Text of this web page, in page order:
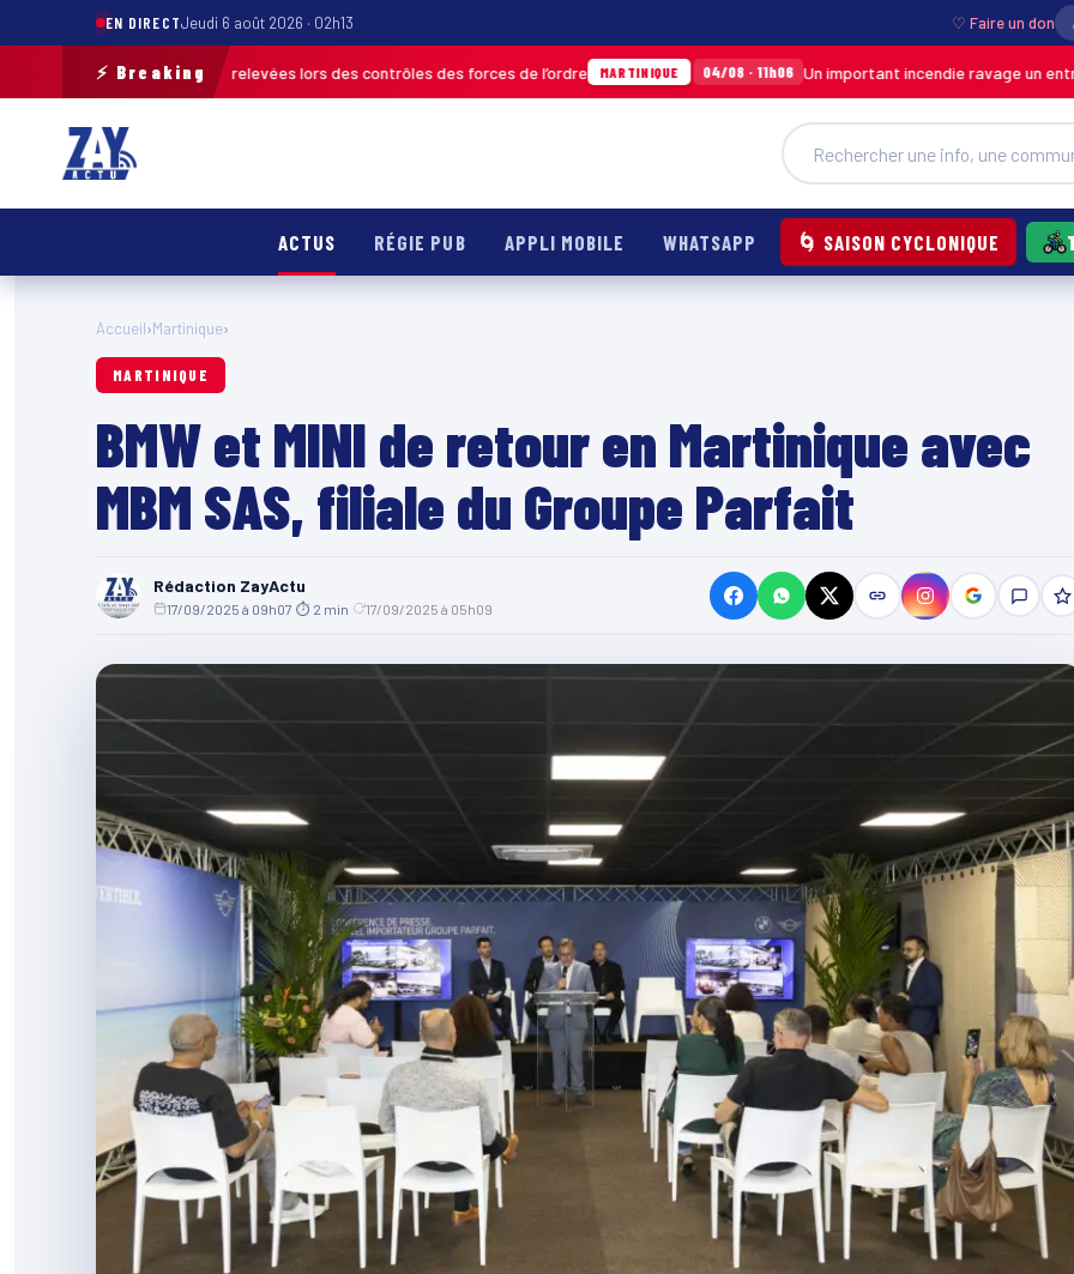
EN DIRECTJeudi 6 août 2026 · 02h13 ♡ Faire un don
⚡ Breaking
120 infractions relevées lors des contrôles des forces de l’ordre MARTINIQUE 04/08 · 11h06 Un important incendie ravage un entrepôt de
ACTUS RÉGIE PUB APPLI MOBILE WHATSAPP 🌀 SAISON CYCLONIQUE
Accueil›Martinique›
MARTINIQUE
BMW et MINI de retour en Martinique avec
MBM SAS, filiale du Groupe Parfait
Rédaction ZayActu
17/09/2025 à 09h07 ⏱ 2 min 17/09/2025 à 05h09